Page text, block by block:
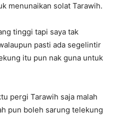
menunaikan solat Tarawih.
tinggi tapi saya tak
pasti ada segelintir
itu pun nak guna untuk
pergi Tarawih saja malah
pun boleh sarung telekung